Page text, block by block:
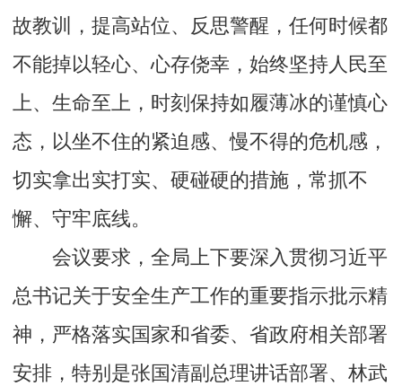
故教训，提高站位、反思警醒，任何时候都
不能掉以轻心、心存侥幸，始终坚持人民至
上、生命至上，时刻保持如履薄冰的谨慎心
态，以坐不住的紧迫感、慢不得的危机感，
切实拿出实打实、硬碰硬的措施，常抓不
懈、守牢底线。
会议要求，全局上下要深入贯彻习近平
总书记关于安全生产工作的重要指示批示精
神，严格落实国家和省委、省政府相关部署
安排，特别是张国清副总理讲话部署、林武